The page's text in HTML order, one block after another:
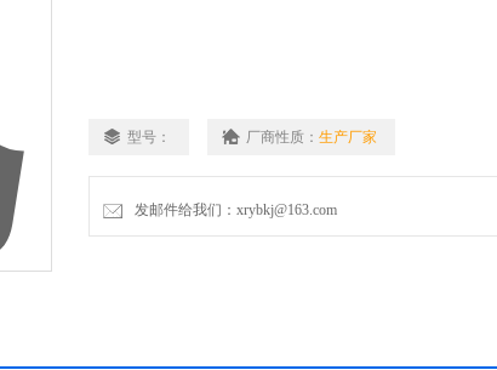
型号： 厂商性质： 生产厂家
发邮件给我们：xrybkj@163.com